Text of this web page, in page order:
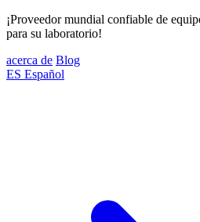
¡Proveedor mundial confiable de
para su laboratorio!
acerca de Blog
ES Español